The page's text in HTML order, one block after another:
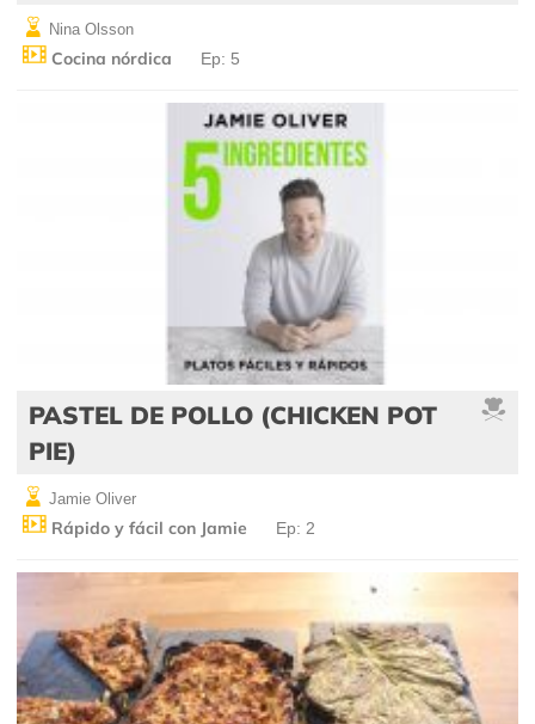
Nina Olsson
Cocina nórdica Ep: 5
PASTEL DE POLLO (CHICKEN POT
PIE)
Jamie Oliver
Rápido y fácil con Jamie Ep: 2